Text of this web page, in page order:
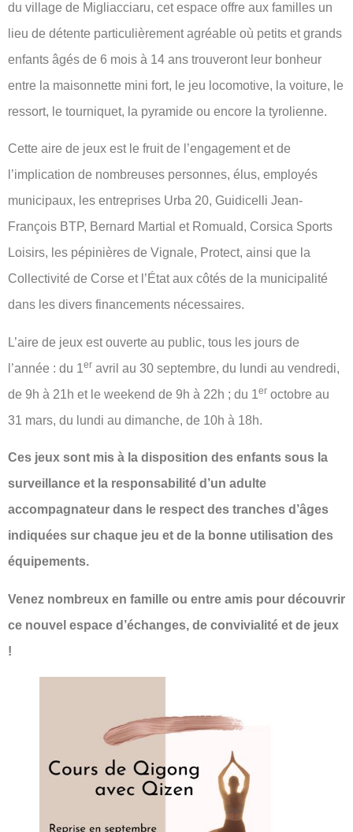
du village de Migliacciaru, cet espace offre aux familles un
lieu de détente particulièrement agréable où petits et grands
enfants âgés de 6 mois à 14 ans trouveront leur bonheur
entre la maisonnette mini fort, le jeu locomotive, la voiture, le
ressort, le tourniquet, la pyramide ou encore la tyrolienne.
Cette aire de jeux est le fruit de l’engagement et de
l’implication de nombreuses personnes, élus, employés
municipaux, les entreprises Urba 20, Guidicelli Jean-
François BTP, Bernard Martial et Romuald, Corsica Sports
Loisirs, les pépinières de Vignale, Protect, ainsi que la
Collectivité de Corse et l’État aux côtés de la municipalité
dans les divers financements nécessaires.
L’aire de jeux est ouverte au public, tous les jours de
l’année : du 1er avril au 30 septembre, du lundi au vendredi,
de 9h à 21h et le weekend de 9h à 22h ; du 1er octobre au
31 mars, du lundi au dimanche, de 10h à 18h.
Ces jeux sont mis à la disposition des enfants sous la
surveillance et la responsabilité d’un adulte
accompagnateur dans le respect des tranches d’âges
indiquées sur chaque jeu et de la bonne utilisation des
équipements.
Venez nombreux en famille ou entre amis pour découvrir
ce nouvel espace d’échanges, de convivialité et de jeux
!